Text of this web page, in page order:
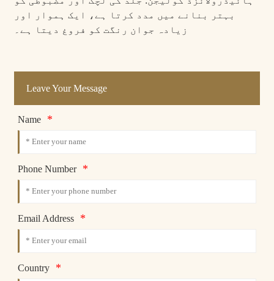
بہتر بنانے میں مدد کرتا ہے، ایک ہموار اور
زیادہ جوان رنگت کو فروغ دیتا ہے۔
Leave Your Message
Name *
Phone Number *
Email Address *
Country *